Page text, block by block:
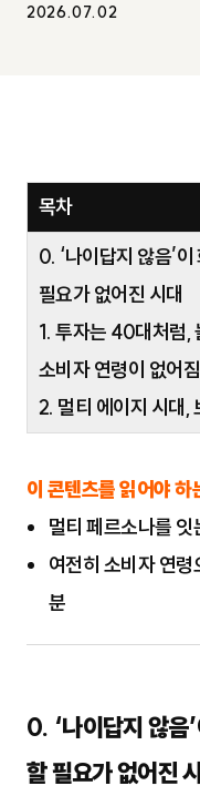
2026.07.02
목차
0. ‘나이답지 않음’
필요가 없어진 시대
1. 투자는 40대처럼,
소비자 연령이 없어
2. 멀티 에이지 시대,
이 콘텐츠를 읽어야 하
멀티 페르소나를
여전히 소비자 연
분
0. ‘나이답지 않음
할 필요가 없어진